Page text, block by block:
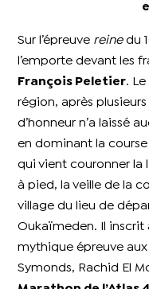
Sur l’épreuve reinedu
l’emporte devant les
François Peletier.
région, après
d’honneur n’a laissé
en dominant la
qui vient couronner la
à pied, la veille de la
village du lieu de
Oukaïmeden. Il inscrit
mythique épreuve
Symonds, Rachid El